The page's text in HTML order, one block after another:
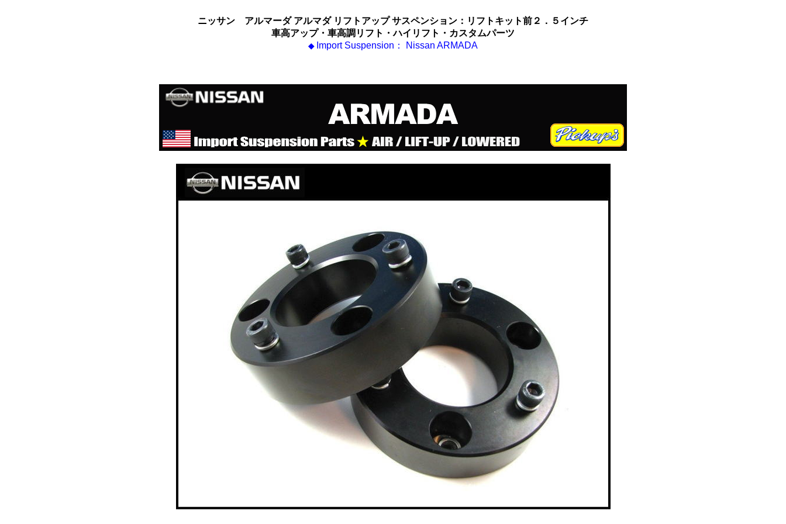
ニッサン アルマーダ アルマダ リフトアップ サスペンション：リフトキット前２．５インチ
車高アップ・車高調リフト・ハイリフト・カスタムパーツ
◆ Import Suspension： Nissan ARMADA